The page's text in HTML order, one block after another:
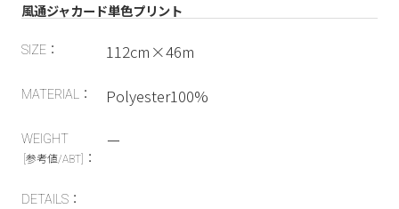
風通ジャカード単色プリント
SIZE： 112cm×46m
MATERIAL： Polyester100%
WEIGHT
[参考値/ABT] ：
ー
DETAILS：